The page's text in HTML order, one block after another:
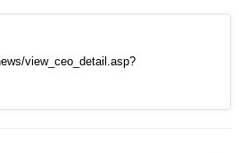
view_ceo_detail.asp?